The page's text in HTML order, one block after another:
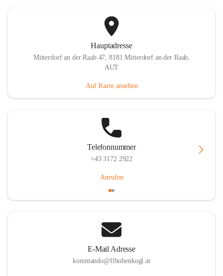
Hauptadresse
Mitterdorf an der Raab 47, 8181 Mitterdorf an der Raab,
AUT
Auf Karte ansehen
Telefonnummer
+43 3172 2922
Anrufen
E-Mail Adresse
kommando@ffhohenkogl.at